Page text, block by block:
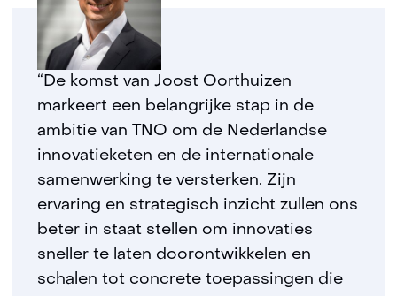
“De komst van Joost Oorthuizen
markeert een belangrijke stap in de
ambitie van TNO om de Nederlandse
innovatieketen en de internationale
samenwerking te versterken. Zijn
ervaring en strategisch inzicht zullen ons
beter in staat stellen om innovaties
sneller te laten doorontwikkelen en
schalen tot concrete toepassingen die